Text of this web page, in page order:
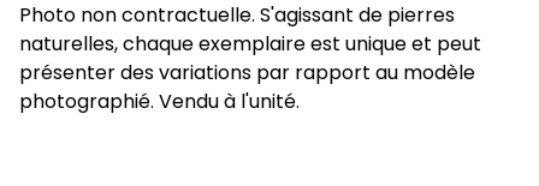
Photo non contractuelle. S'agissant de pierres
naturelles, chaque exemplaire est unique et peut
présenter des variations par rapport au modèle
photographié. Vendu à l'unité.